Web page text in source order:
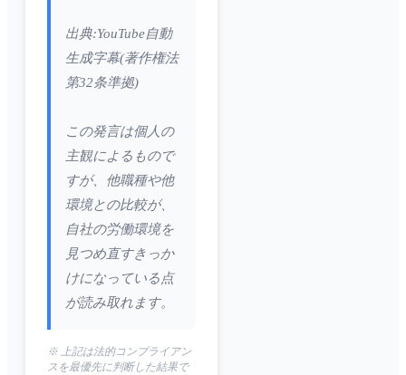
出典:YouTube自動
生成字幕(著作権法
第32条準拠)
この発言は個人の
主観によるもので
すが、他職種や他
環境との比較が、
自社の労働環境を
見つめ直すきっか
けになっている点
が読み取れます。
※ 上記は法的コンプライアン
スを最優先に判断した結果で